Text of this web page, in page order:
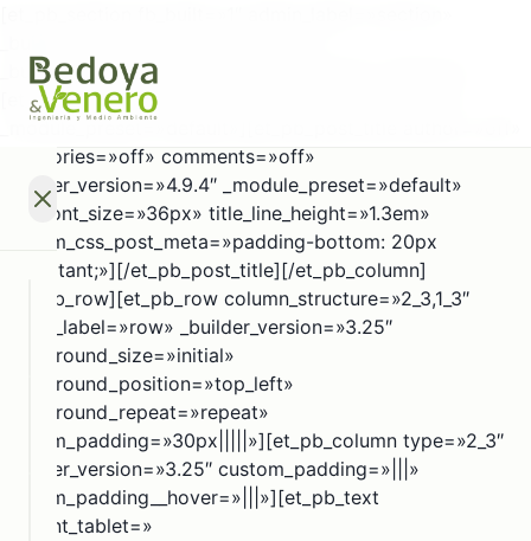
SECTORES
IR A
SECTORES
Banca
Multilateral
SERVICIOS
IR A
SERVICIOS
RECURSOS
_builder_version=»4.9.0″ _module_preset=»default»]
[et_pb_column type=»4_4″ _builder_version=»4.9.0″
_module_preset=»default»][et_pb_post_title author=»off»
categories=»off» comments=»off»
_builder_version=»4.9.4″ _module_preset=»default»
title_font_size=»36px» title_line_height=»1.3em»
custom_css_post_meta=»padding-bottom: 20px
!important;»][/et_pb_post_title][/et_pb_column]
[/et_pb_row][et_pb_row column_structure=»2_3,1_3″
admin_label=»row» _builder_version=»3.25″
background_size=»initial»
background_position=»top_left»
background_repeat=»repeat»
custom_padding=»30px|||||»][et_pb_column type=»2_3″
_builder_version=»3.25″ custom_padding=»|||»
custom_padding__hover=»|||»][et_pb_text
content_tablet=»